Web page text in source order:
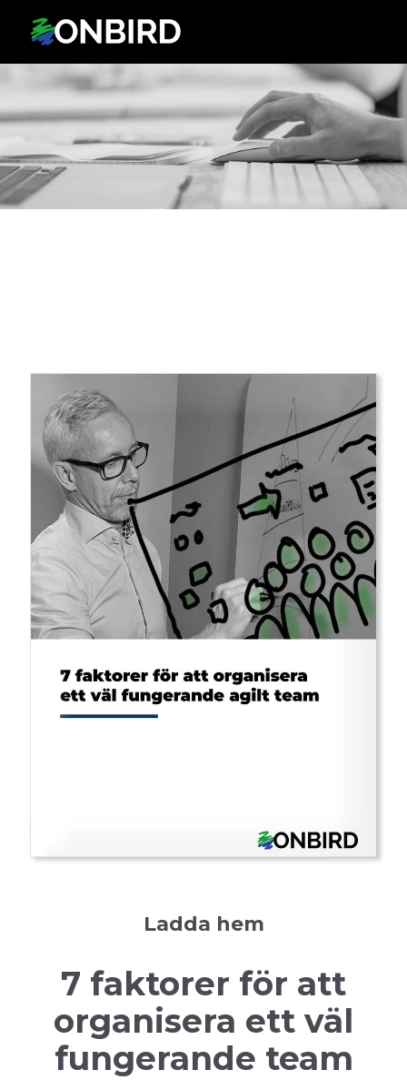
Ladda hem
7 faktorer för att
organisera ett väl
fungerande team